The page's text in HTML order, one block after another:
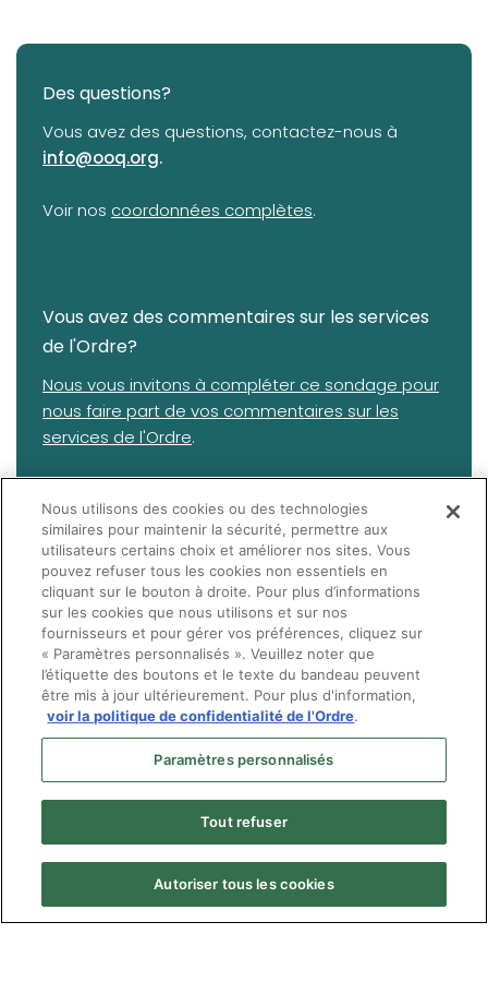
Des questions?
Vous avez des questions, contactez-nous à
info@ooq.org.
Voir nos (opens in a new tab)
coordonnées complètes.
Vous avez des commentaires sur les services
de l'Ordre?
(opens in a new tab)
Nous vous invitons à compléter ce sondage pour
nous faire part de vos commentaires sur les
services de l'Ordre.
questions concernant les services reçus d'un
optométriste, veuillez plutôt suivre (opens in a new tab)
les instructions sur
cette page(sectionComment formuler une plainte) ou
nous contacter à l'adresse suivante:info@ooq.org
Menu
© Ordre des optométristes du Québec
Nous utilisons des cookies ou des technologies
similaires pour maintenir la sécurité, permettre aux
utilisateurs certains choix et améliorer nos sites. Vous
pouvez refuser tous les cookies non essentiels en
cliquant sur le bouton à droite. Pour plus d’informations
sur les cookies que nous utilisons et sur nos
fournisseurs et pour gérer vos préférences, cliquez sur
« Paramètres personnalisés ». Veuillez noter que
l’étiquette des boutons et le texte du bandeau peuvent
être mis à jour ultérieurement. Pour plus d'information,
voir la politique de confidentialité de l'Ordre.
Paramètres personnalisés
Tout refuser
Autoriser tous les cookies